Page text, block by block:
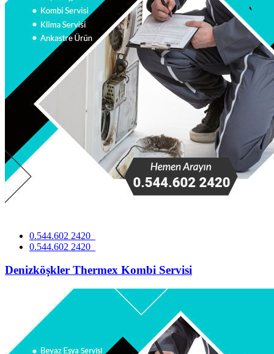
0.544.602 2420
0.544.602 2420
Denizköşkler Thermex Kombi Servisi